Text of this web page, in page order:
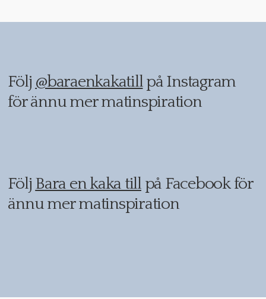
Följ @baraenkakatillpå Instagram
för ännu mer matinspiration
Följ Bara en kaka tillpå Facebook för
ännu mer matinspiration